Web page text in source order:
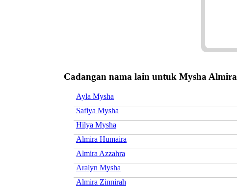
Cadangan nama lain untuk Mysha Almira
Ayla Mysha
Safiya Mysha
Hilya Mysha
Almira Humaira
Almira Azzahra
Aralyn Mysha
Almira Zinnirah